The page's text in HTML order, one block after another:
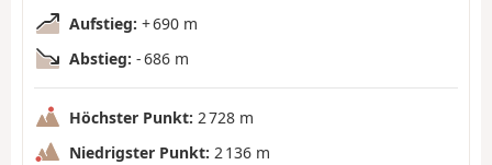
Aufstieg: + 690 m
Abstieg: - 686 m
Höchster Punkt: 2 728 m
Niedrigster Punkt: 2 136 m